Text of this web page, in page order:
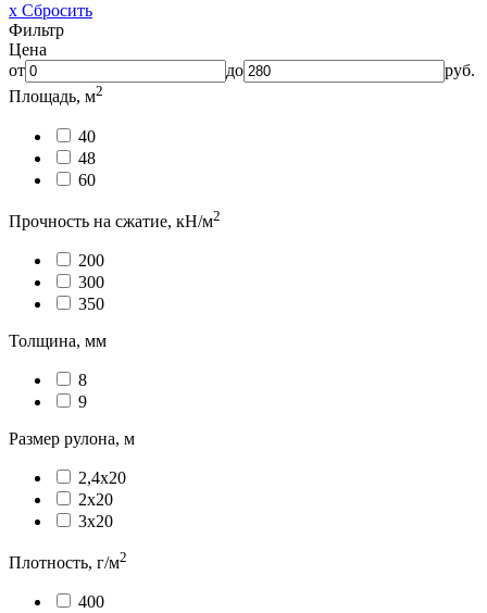
x Сбросить
Фильтр
Цена
от
до
руб.
Площадь, м2
40
48
60
Прочность на сжатие, кН/м2
200
300
350
Толщина, мм
8
9
Размер рулона, м
2,4х20
2х20
3х20
Плотность, г/м2
400